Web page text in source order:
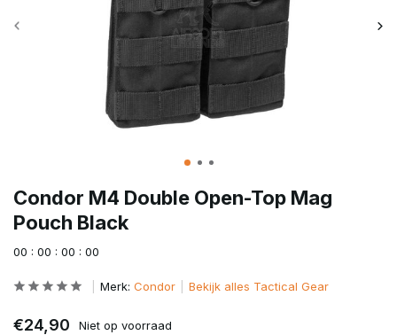
Condor M4 Double Open-Top Mag
Pouch Black
00 : 00 : 00 : 00
Merk: Condor Bekijk alles Tactical Gear
€24,90
Niet op voorraad